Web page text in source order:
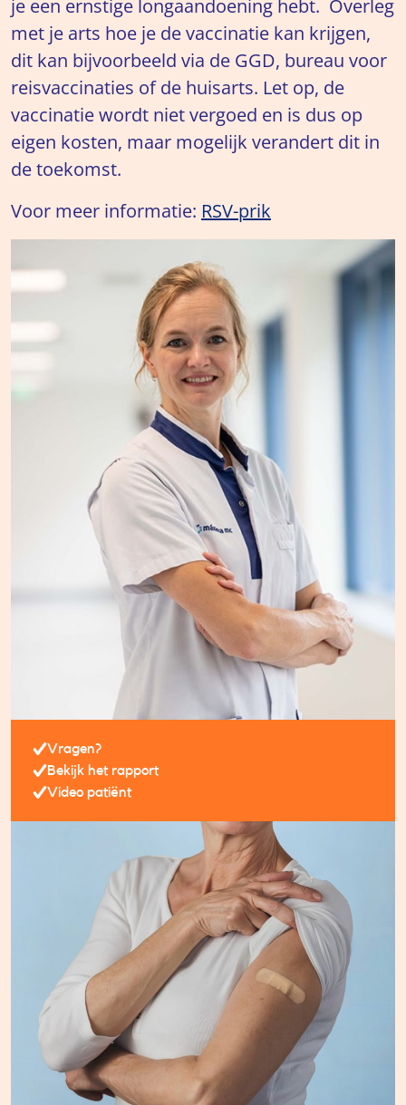
je een ernstige longaandoening hebt. Overleg
met je arts hoe je de vaccinatie kan krijgen,
dit kan bijvoorbeeld via de GGD, bureau voor
reisvaccinaties of de huisarts. Let op, de
vaccinatie wordt niet vergoed en is dus op
eigen kosten, maar mogelijk verandert dit in
de toekomst.
Voor meer informatie: RSV-prik
Vragen?
Bekijk het rapport
Video patiënt